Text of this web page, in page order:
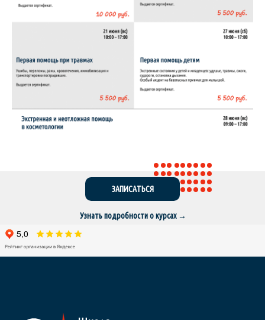
ЗАПИСАТЬСЯ
Узнать подробности о курсах →
Образовательные курсы
Преподаватели